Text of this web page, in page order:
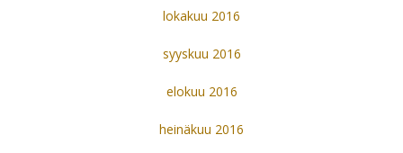
lokakuu 2016
syyskuu 2016
elokuu 2016
heinäkuu 2016